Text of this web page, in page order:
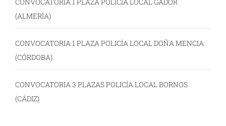
(ALMERÍA)
CONVOCATORIA 1 PLAZA POLICÍA LOCAL DOÑA MENCIA
(CÓRDOBA)
CONVOCATORIA 3 PLAZAS POLICÍA LOCAL BORNOS
(CÁDIZ)